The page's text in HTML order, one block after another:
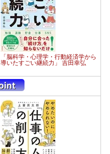
「脳科学・心理学・行動経済学から
導いたすごい継続力」 吉田幸弘